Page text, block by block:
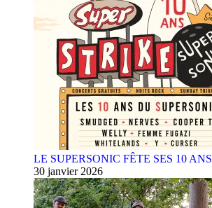
LE SUPERSONIC FÊTE SES 10 ANS
30 janvier 2026